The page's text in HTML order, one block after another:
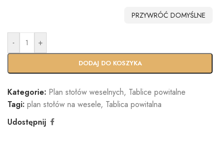
PRZYWRÓĆ DOMYŚLNE
- +
DODAJ DO KOSZYKA
Kategorie: Plan stołów weselnych, Tablice powitalne
Tagi: plan stołów na wesele, Tablica powitalna
Udostępnij